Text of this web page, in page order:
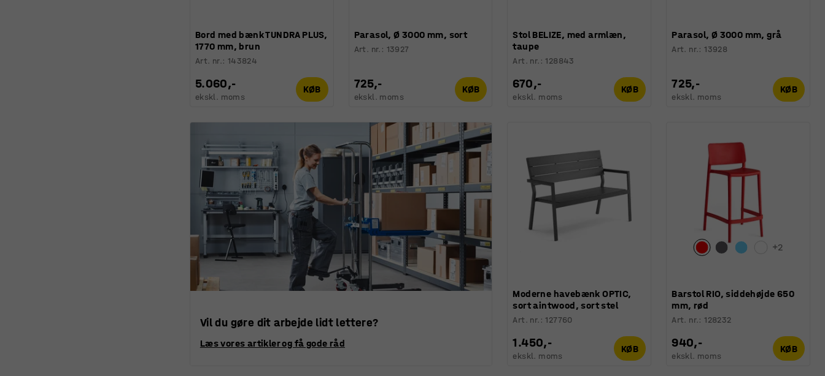
Bord med bænk TUNDRA PLUS,
1770 mm, brun
Art. nr.: 143824
5.060,-
ekskl. moms
KØB
Parasol, Ø 3000 mm, sort
Art. nr. : 13927
725,-
ekskl. moms
KØB
Stol BELIZE, med armlæn,
taupe
Art. nr. :128843
670,-
ekskl. moms
KØB
Parasol, Ø 3000 mm, grå
Art. nr.:13928
725,-
ekskl. moms
KØB
Vil du gøre dit arbejde lidt lettere?
Læs vores artikler og få gode råd
Moderne havebænk OPTIC,
sort aintwood, sort stel
Art. nr. :127760
1.450,-
ekskl. moms
KØB
+2
Barstol RIO, siddehøjde 650
mm, rød
Art. nr.:128232
940,-
ekskl. moms
KØB